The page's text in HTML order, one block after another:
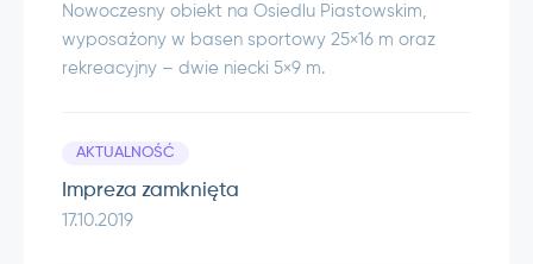
Nowoczesny obiekt na Osiedlu Piastowskim,
wyposażony w basen sportowy 25×16 m oraz
rekreacyjny – dwie niecki 5×9 m.
Impreza zamknięta
17.10.2019
AKTUALNOŚĆ